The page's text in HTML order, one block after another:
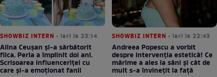
SHOWBIZ INTERN • ieri la 23:14
Alina Ceușan și-a sărbătorit
fiica. Perla a împlinit doi ani.
Scrisoarea influenceriței cu
care și-a emoționat fanii
SHOWBIZ INTERN • ieri la 22:43
Andreea Popescu a vorbit
despre intervenția estetică! Ce
mărime a ales la sâni și cât de
mult s-a învinețit la față